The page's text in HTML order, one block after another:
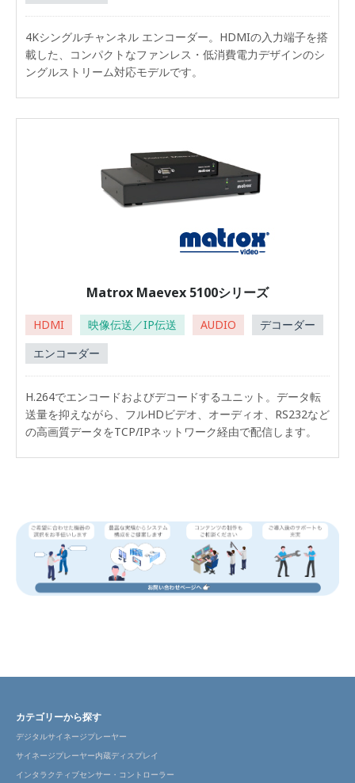
4Kシングルチャンネル エンコーダー。HDMIの入力端子を搭
載した、コンパクトなファンレス・低消費電力デザインのシ
ングルストリーム対応モデルです。
Matrox Maevex 5100シリーズ
HDMI 映像伝送／IP伝送 AUDIO
デコーダー
エンコーダー
H.264でエンコードおよびデコードするユニット。データ転
送量を抑えながら、フルHDビデオ、オーディオ、RS232など
の高画質データをTCP/IPネットワーク経由で配信します。
カテゴリーから探す
デジタルサイネージプレーヤー
サイネージプレーヤー内蔵ディスプレイ
インタラクティブセンサー・コントローラー